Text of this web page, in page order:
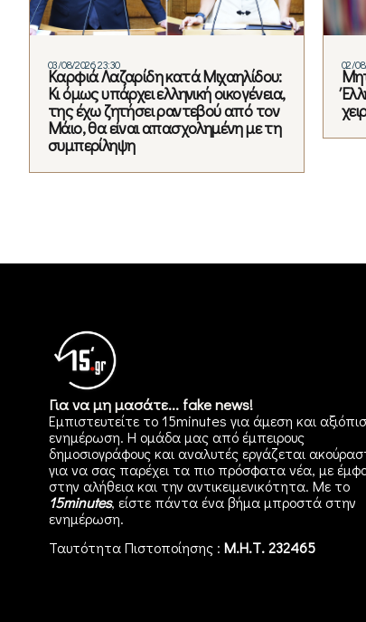
03/08/2026 23:30
Καρφιά Λαζαρίδη κατά Μιχαηλίδου:
Κι όμως υπάρχει ελληνική οικογένεια,
της έχω ζητήσει ραντεβού από τον
Μάιο, θα είναι απασχολημένη με τη
συμπερίληψη
02/
Για να μη μασάτε... fake news!
Εμπιστευτείτε το 15minutes για άμεση και
ενημέρωση. Η ομάδα μας από έμπειρους
δημοσιογράφους και αναλυτές εργάζεται
για να σας παρέχει τα πιο πρόσφατα νέα, με
στην αλήθεια και την αντικειμενικότητα. Με το
15minutes, είστε πάντα ένα βήμα μπροστά στην
ενημέρωση.
Ταυτότητα Πιστοποίησης : Μ.Η.Τ. 232465